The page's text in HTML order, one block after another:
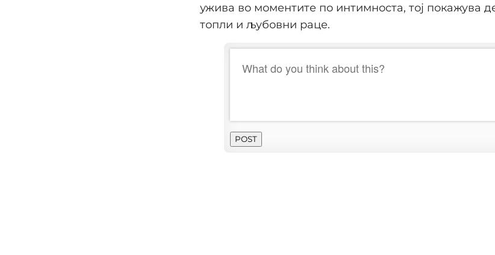
ужива во моментите по интимноста, тој покажува
топли и љубовни раце.
POST